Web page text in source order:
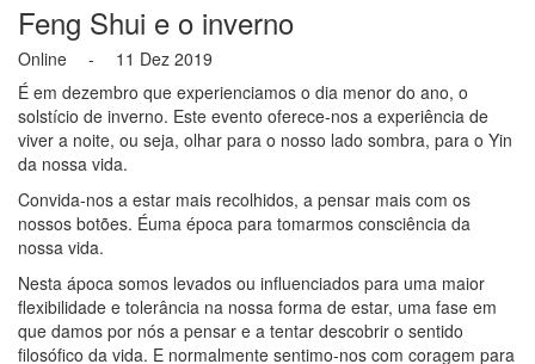
Feng Shui e o inverno
Online - 11 Dez 2019
É em dezembro que experienciamos o dia menor do ano, o
solstício de inverno. Este evento oferece-nos a experiência de
viver a noite, ou seja, olhar para o nosso lado sombra, para o Yin
da nossa vida.
Convida-nos a estar mais recolhidos, a pensar mais com os
nossos botões. Éuma época para tomarmos consciência da
nossa vida.
Nesta ápoca somos levados ou influenciados para uma maior
flexibilidade e tolerância na nossa forma de estar, uma fase em
que damos por nós a pensar e a tentar descobrir o sentido
filosófico da vida. E normalmente sentimo-nos com coragem para